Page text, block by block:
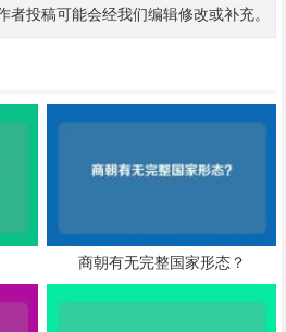
者投稿可能会经我们编辑修改或补充。
商朝有无完整国家形态？